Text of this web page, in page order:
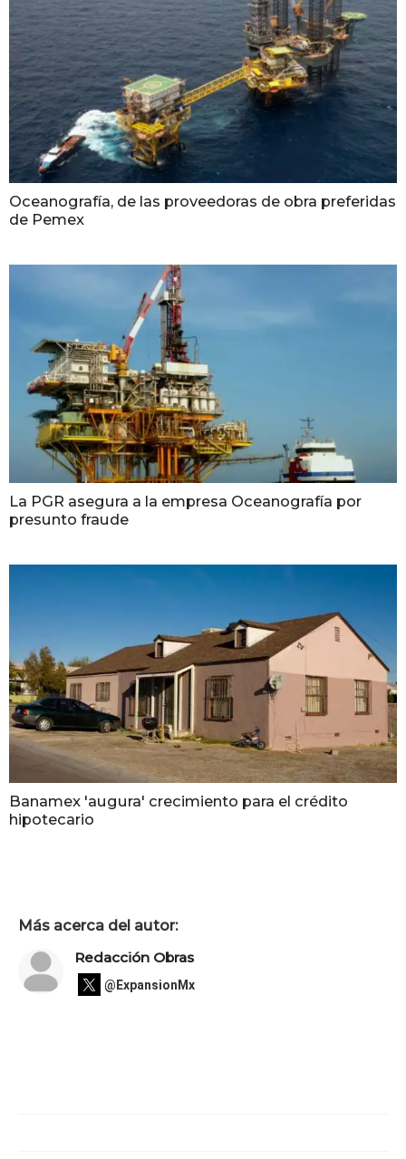
Oceanografía, de las proveedoras de obra preferidas
de Pemex
La PGR asegura a la empresa Oceanografía por
presunto fraude
Banamex 'augura' crecimiento para el crédito
hipotecario
Más acerca del autor:
Redacción Obras
@ExpansionMx